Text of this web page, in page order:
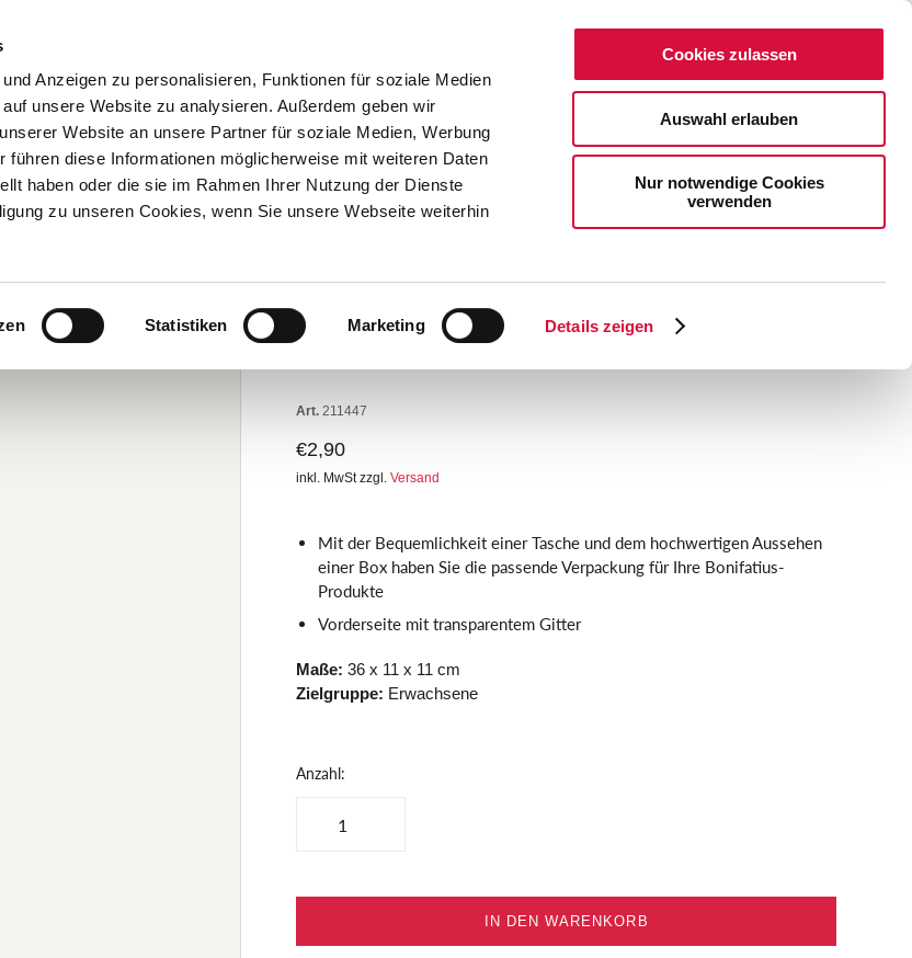
Anzeigen zu personalisieren, Funktionen für soziale Medien
unsere Website zu analysieren. Außerdem geben wir
Website an unsere Partner für soziale Medien, Werbung
führen diese Informationen möglicherweise mit weiteren Daten
haben oder die sie im Rahmen Ihrer Nutzung der Dienste
zu unseren Cookies, wenn Sie unsere Webseite weiterhin
Statistiken Marketing Details zeigen
Cookies zulassen
Auswahl erlauben
Nur notwendige Cookies
verwenden
THEMEN GENUSSWELT LEBENSKNOTENPUNKTE
TASCHE:
Geschenktasche
Art.211447
€2,90
inkl. MwSt zzgl.Versand
Mit der Bequemlichkeit einer Tasche und dem hochwertigen Aussehen
einer Box haben Sie die passende Verpackung für Ihre Bonifatius-
Produkte
Vorderseite mit transparentem Gitter
Maße:36 x 11 x 11 cm
Zielgruppe: Erwachsene
Anzahl:
IN DEN WARENKORB